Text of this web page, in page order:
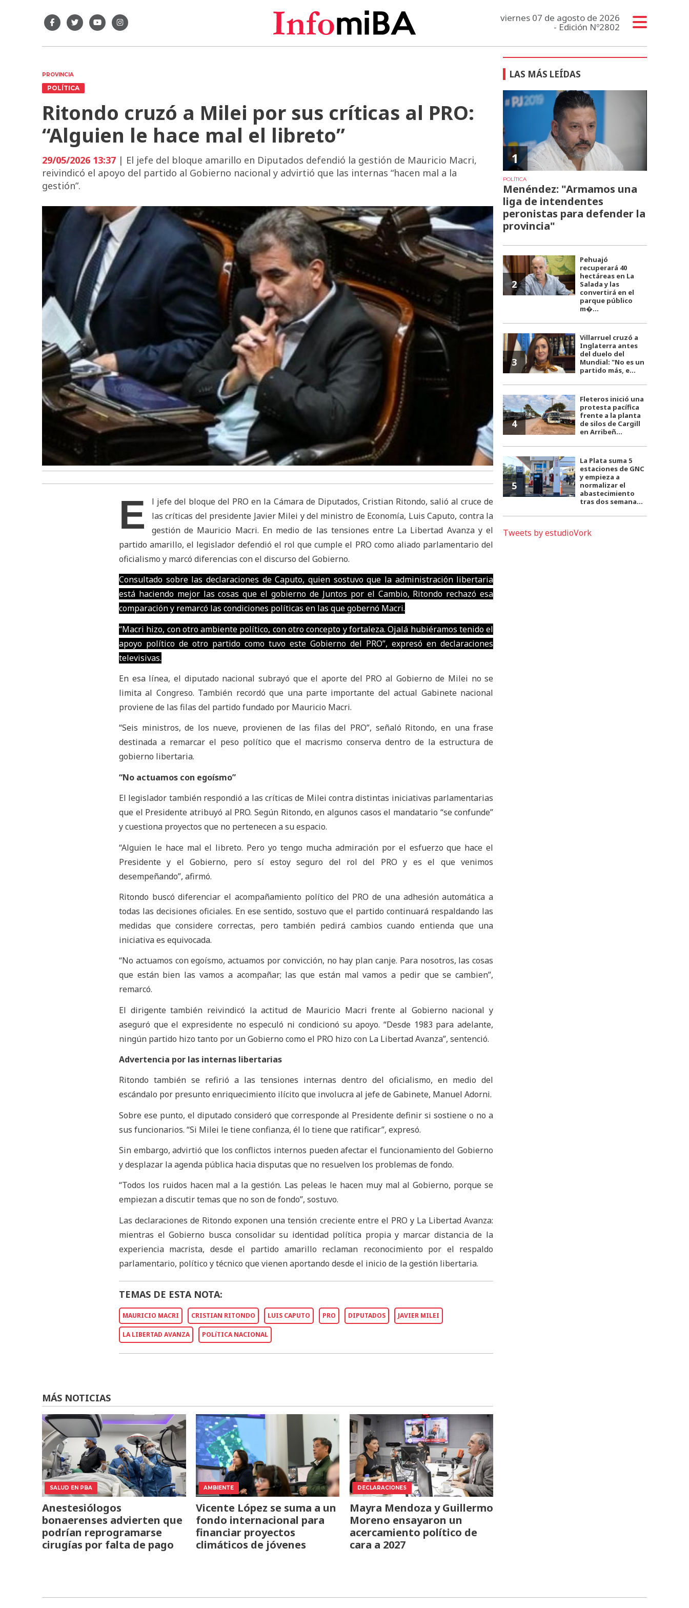
viernes 07 de agosto de 2026
- Edición Nº2802
PROVINCIA
POLÍTICA
Ritondo cruzó a Milei por sus críticas al PRO:
“Alguien le hace mal el libreto”
29/05/2026 13:37 | El jefe del bloque amarillo en Diputados defendió la gestión de Mauricio Macri,
reivindicó el apoyo del partido al Gobierno nacional y advirtió que las internas “hacen mal a la
gestión”.
E
l jefe del bloque del PRO en la Cámara de Diputados, Cristian Ritondo, salió al cruce de
las críticas del presidente Javier Milei y del ministro de Economía, Luis Caputo, contra la
gestión de Mauricio Macri. En medio de las tensiones entre La Libertad Avanza y el
partido amarillo, el legislador defendió el rol que cumple el PRO como aliado parlamentario del
oficialismo y marcó diferencias con el discurso del Gobierno.
Consultado sobre las declaraciones de Caputo, quien sostuvo que la administración libertaria
está haciendo mejor las cosas que el gobierno de Juntos por el Cambio, Ritondo rechazó esa
comparación y remarcó las condiciones políticas en las que gobernó Macri.
“Macri hizo, con otro ambiente político, con otro concepto y fortaleza. Ojalá hubiéramos tenido el
apoyo político de otro partido como tuvo este Gobierno del PRO”, expresó en declaraciones
televisivas.
En esa línea, el diputado nacional subrayó que el aporte del PRO al Gobierno de Milei no se
limita al Congreso. También recordó que una parte importante del actual Gabinete nacional
proviene de las filas del partido fundado por Mauricio Macri.
“Seis ministros, de los nueve, provienen de las filas del PRO”, señaló Ritondo, en una frase
destinada a remarcar el peso político que el macrismo conserva dentro de la estructura de
gobierno libertaria.
“No actuamos con egoísmo”
El legislador también respondió a las críticas de Milei contra distintas iniciativas parlamentarias
que el Presidente atribuyó al PRO. Según Ritondo, en algunos casos el mandatario “se confunde”
y cuestiona proyectos que no pertenecen a su espacio.
“Alguien le hace mal el libreto. Pero yo tengo mucha admiración por el esfuerzo que hace el
Presidente y el Gobierno, pero sí estoy seguro del rol del PRO y es el que venimos
desempeñando”, afirmó.
Ritondo buscó diferenciar el acompañamiento político del PRO de una adhesión automática a
todas las decisiones oficiales. En ese sentido, sostuvo que el partido continuará respaldando las
medidas que considere correctas, pero también pedirá cambios cuando entienda que una
iniciativa es equivocada.
“No actuamos con egoísmo, actuamos por convicción, no hay plan canje. Para nosotros, las cosas
que están bien las vamos a acompañar; las que están mal vamos a pedir que se cambien”,
remarcó.
El dirigente también reivindicó la actitud de Mauricio Macri frente al Gobierno nacional y
aseguró que el expresidente no especuló ni condicionó su apoyo. “Desde 1983 para adelante,
ningún partido hizo tanto por un Gobierno como el PRO hizo con La Libertad Avanza”, sentenció.
Advertencia por las internas libertarias
Ritondo también se refirió a las tensiones internas dentro del oficialismo, en medio del
escándalo por presunto enriquecimiento ilícito que involucra al jefe de Gabinete, Manuel Adorni.
Sobre ese punto, el diputado consideró que corresponde al Presidente definir si sostiene o no a
sus funcionarios. “Si Milei le tiene confianza, él lo tiene que ratificar”, expresó.
Sin embargo, advirtió que los conflictos internos pueden afectar el funcionamiento del Gobierno
y desplazar la agenda pública hacia disputas que no resuelven los problemas de fondo.
“Todos los ruidos hacen mal a la gestión. Las peleas le hacen muy mal al Gobierno, porque se
empiezan a discutir temas que no son de fondo”, sostuvo.
Las declaraciones de Ritondo exponen una tensión creciente entre el PRO y La Libertad Avanza:
mientras el Gobierno busca consolidar su identidad política propia y marcar distancia de la
experiencia macrista, desde el partido amarillo reclaman reconocimiento por el respaldo
parlamentario, político y técnico que vienen aportando desde el inicio de la gestión libertaria.
TEMAS DE ESTA NOTA:
MAURICIO MACRI CRISTIAN RITONDO LUIS CAPUTO PRO DIPUTADOS JAVIER MILEI
LA LIBERTAD AVANZA POLíTICA NACIONAL
MÁS NOTICIAS
SALUD EN PBA
Anestesiólogos
bonaerenses advierten que
podrían reprogramarse
cirugías por falta de pago
AMBIENTE
Vicente López se suma a un
fondo internacional para
financiar proyectos
climáticos de jóvenes
DECLARACIONES
Mayra Mendoza y Guillermo
Moreno ensayaron un
acercamiento político de
cara a 2027
LAS MÁS LEÍDAS
1
POLÍTICA
Menéndez: "Armamos una
liga de intendentes
peronistas para defender la
provincia"
2
Pehuajó
recuperará 40
hectáreas en La
Salada y las
convertirá en el
parque público
m�...
3
Villarruel cruzó a
Inglaterra antes
del duelo del
Mundial: "No es un
partido más, e...
4
Fleteros inició una
protesta pacífica
frente a la planta
de silos de Cargill
en Arribeñ...
5
La Plata suma 5
estaciones de GNC
y empieza a
normalizar el
abastecimiento
tras dos semana...
Tweets by estudioVork